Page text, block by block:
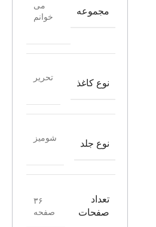
مجموعه
می
خوانم
نوع کاغذ
تحریر
نوع جلد
شومیز
تعداد
صفحات
۳۶
صفحه